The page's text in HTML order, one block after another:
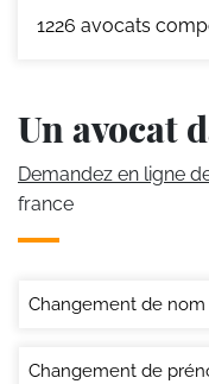
1226 avocats
Un avocat
Demandez en ligne
france
Changement de nom
Changement de